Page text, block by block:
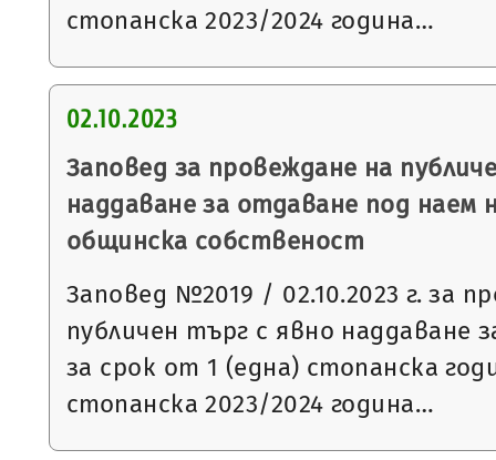
стопанска 2023/2024 година…
02.10.2023
Заповед за провеждане на
наддаване за отдаване под наем
общинска собственост
Заповед №2019 / 02.10.2023 г. за
публичен търг с явно наддаване
за срок от 1 (една) стопанска
стопанска 2023/2024 година…